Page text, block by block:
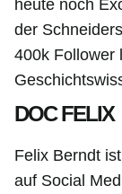
heute noch
der
400k Follower
DOC FELIX
Felix Berndt
auf Social